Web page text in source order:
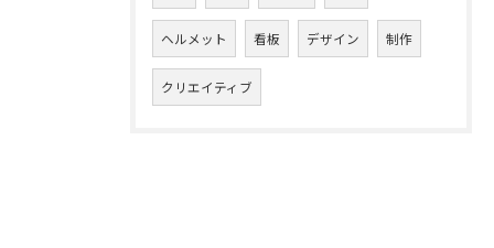
ヘルメット 看板 デザイン 制作
クリエイティブ